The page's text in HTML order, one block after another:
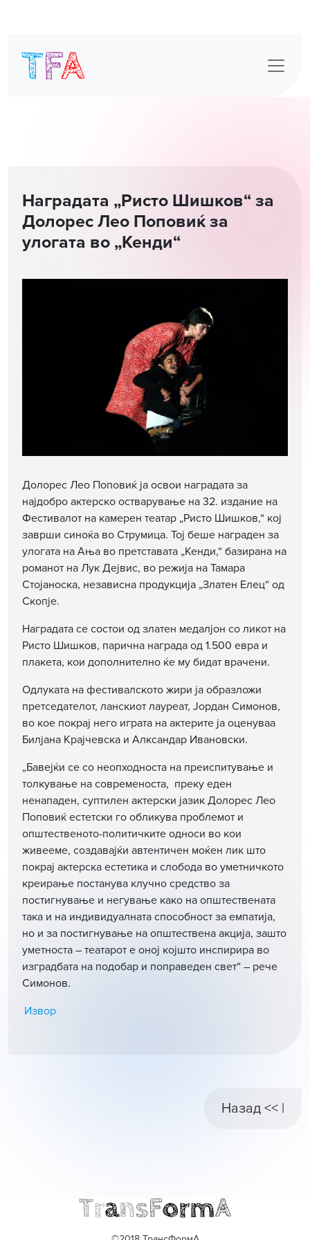
Наградата „Ристо Шишков“ за
Долорес Лео Поповиќ за
улогата во „Кенди“
Долорес Лео Поповиќ ја освои наградата за
најдобро актерско остварување на 32. издание на
Фестивалот на камерен театар „Ристо Шишков,“ кој
заврши синоќа во Струмица. Тој беше награден за
улогата на Ања во претставата „Кенди,“ базирана на
романот на Лук Дејвис, во режија на Тамара
Стојаноска, независна продукција „Златен Елец“ од
Скопје.
Наградата се состои од златен медалјон со ликот на
Ристо Шишков, парична награда од 1.500 евра и
плакета, кои дополнително ќе му бидат врачени.
Одлуката на фестивалското жири ја образложи
претседателот, ланскиот лауреат, Јордан Симонов,
во кое покрај него играта на актерите ја оценуваа
Билјана Крајчевска и Алксандар Ивановски.
„Бавејќи се со неопходноста на преиспитување и
толкување на современоста, преку еден
ненападен, суптилен актерски јазик Долорес Лео
Поповиќ естетски го обликува проблемот и
општественото-политичките односи во кои
живееме, создавајќи автентичен моќен лик што
покрај актерска естетика и слобода во уметничкото
креирање постанува клучно средство за
постигнување и негување како на општествената
така и на индивидуалната способност за емпатија,
но и за постигнување на општествена акција, зашто
уметноста – теaтарот е оној којшто инспирира во
изградбата на подобар и поправеден свет“ – рече
Симонов.
Извор
Назад << |